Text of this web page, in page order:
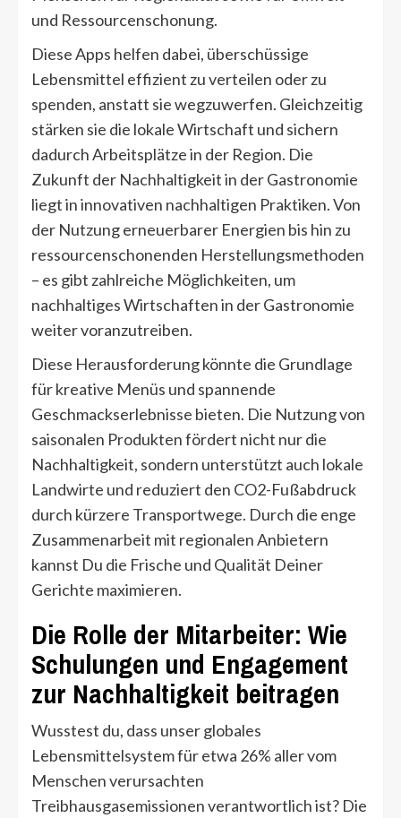
und Ressourcenschonung.
Diese Apps helfen dabei, überschüssige
Lebensmittel effizient zu verteilen oder zu
spenden, anstatt sie wegzuwerfen. Gleichzeitig
stärken sie die lokale Wirtschaft und sichern
dadurch Arbeitsplätze in der Region. Die
Zukunft der Nachhaltigkeit in der Gastronomie
liegt in innovativen nachhaltigen Praktiken. Von
der Nutzung erneuerbarer Energien bis hin zu
ressourcenschonenden Herstellungsmethoden
– es gibt zahlreiche Möglichkeiten, um
nachhaltiges Wirtschaften in der Gastronomie
weiter voranzutreiben.
Diese Herausforderung könnte die Grundlage
für kreative Menüs und spannende
Geschmackserlebnisse bieten. Die Nutzung von
saisonalen Produkten fördert nicht nur die
Nachhaltigkeit, sondern unterstützt auch lokale
Landwirte und reduziert den CO2-Fußabdruck
durch kürzere Transportwege. Durch die enge
Zusammenarbeit mit regionalen Anbietern
kannst Du die Frische und Qualität Deiner
Gerichte maximieren.
Die Rolle der Mitarbeiter: Wie
Schulungen und Engagement
zur Nachhaltigkeit beitragen
Wusstest du, dass unser globales
Lebensmittelsystem für etwa 26% aller vom
Menschen verursachten
Treibhausgasemissionen verantwortlich ist? Die